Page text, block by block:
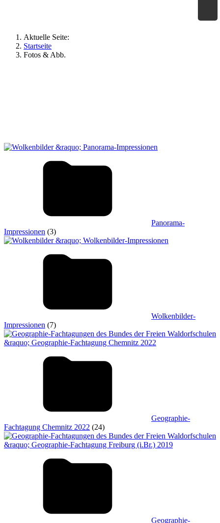
Aktuelle Seite:
Startseite
Fotos & Abb.
Panorama-
Impressionen (3)
Wolkenbilder-
Impressionen (7)
Geographie-
Fachtagung Chemnitz 2022 (24)
Geographie-